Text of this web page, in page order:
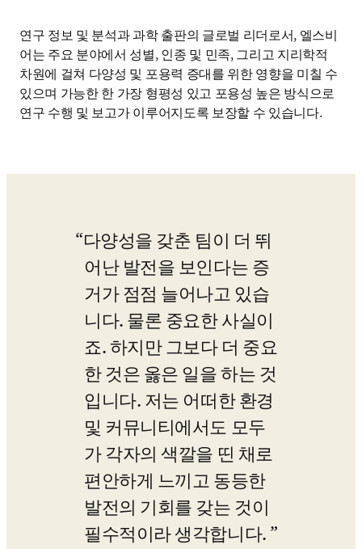
연구 정보 및 분석과 과학 출판의 글로벌 리더로서, 엘스비
어는 주요 분야에서 성별, 인종 및 민족, 그리고 지리학적
차원에 걸쳐 다양성 및 포용력 증대를 위한 영향을 미칠 수
있으며 가능한 한 가장 형평성 있고 포용성 높은 방식으로
연구 수행 및 보고가 이루어지도록 보장할 수 있습니다.
다양성을 갖춘 팀이 더 뛰
어난 발전을 보인다는 증
거가 점점 늘어나고 있습
니다. 물론 중요한 사실이
죠. 하지만 그보다 더 중요
한 것은 옳은 일을 하는 것
입니다. 저는 어떠한 환경
및 커뮤니티에서도 모두
가 각자의 색깔을 띤 채로
편안하게 느끼고 동등한
발전의 기회를 갖는 것이
필수적이라 생각합니다.